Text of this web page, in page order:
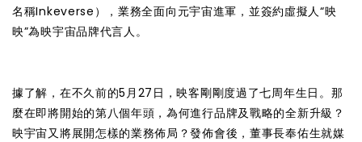
名稱Inkeverse），業務全面向元宇宙進軍，並簽約虛擬人“映
映”為映宇宙品牌代言人。
據了解，在不久前的5月27日，映客剛剛度過了七周年生日。那
麼在即將開始的第八個年頭，為何進行品牌及戰略的全新升級？
映宇宙又將展開怎樣的業務佈局？發佈會後，董事長奉佑生就媒